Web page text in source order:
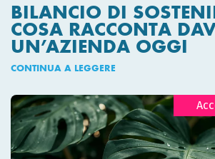
BILANCIO DI
COSA RACCONTA
UN’AZIENDA OGGI
CONTINUA A LEGGERE